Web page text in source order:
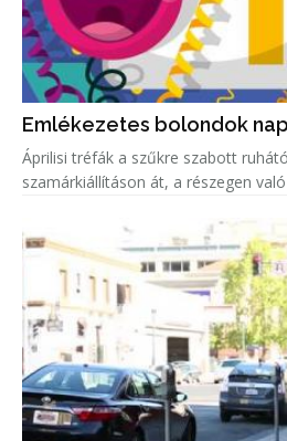
Emlékezetes bolondok
Áprilisi tréfák a szűkre szabott
szamárkiállításon át, a részegen